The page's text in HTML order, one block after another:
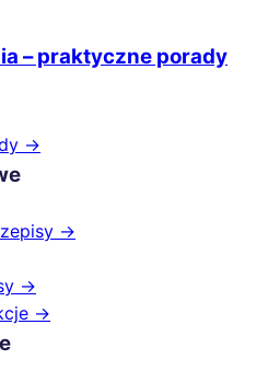
– praktyczne porady
→
→
→
→